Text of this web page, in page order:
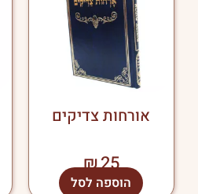
אורחות צדיקים
₪25
הוספה לסל